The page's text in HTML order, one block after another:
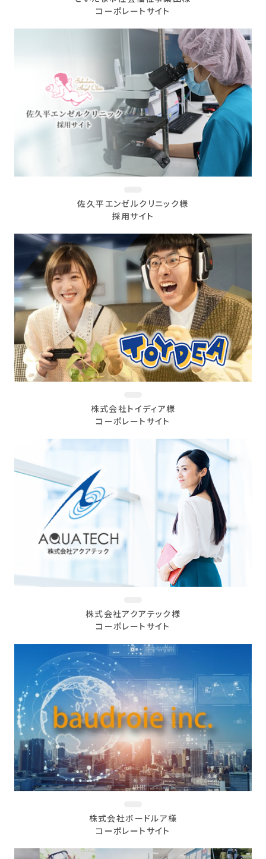
コーポレートサイト
佐久平エンゼルクリニック様
採用サイト
株式会社トイディア様
コーポレートサイト
株式会社アクアテック様
コーポレートサイト
株式会社ボードルア様
コーポレートサイト